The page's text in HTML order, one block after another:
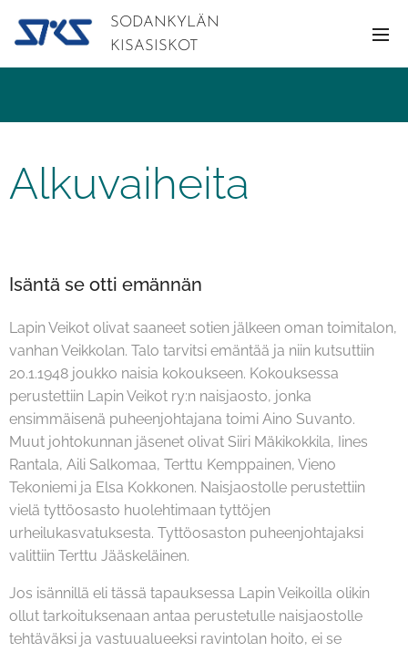
SODANKYLÄN
KISASISKOT
Alkuvaiheita
Isäntä se otti emännän
Lapin Veikot olivat saaneet sotien jälkeen oman toimitalon,
vanhan Veikkolan. Talo tarvitsi emäntää ja niin kutsuttiin
20.1.1948 joukko naisia kokoukseen. Kokouksessa
perustettiin Lapin Veikot ry:n naisjaosto, jonka
ensimmäisenä puheenjohtajana toimi Aino Suvanto.
Muut johtokunnan jäsenet olivat Siiri Mäkikokkila, Iines
Rantala, Aili Salkomaa, Terttu Kemppainen, Vieno
Tekoniemi ja Elsa Kokkonen. Naisjaostolle perustettiin
vielä tyttöosasto huolehtimaan tyttöjen
urheilukasvatuksesta. Tyttöosaston puheenjohtajaksi
valittiin Terttu Jääskeläinen.
Jos isännillä eli tässä tapauksessa Lapin Veikoilla olikin
ollut tarkoituksenaan antaa perustetulle naisjaostolle
tehtäväksi ja vastuualueeksi ravintolan hoito, ei se